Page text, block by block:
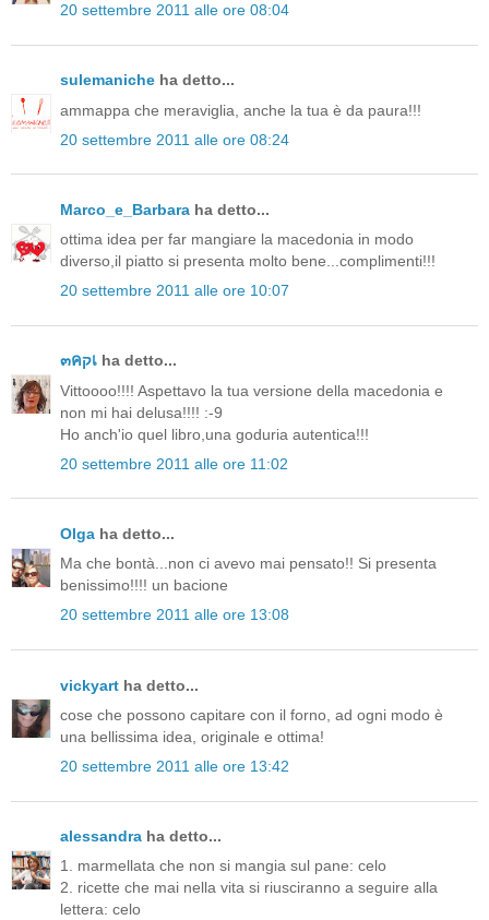
20 settembre 2011 alle ore 08:04
sulemaniche ha detto...
ammappa che meraviglia, anche la tua è da paura!!!
20 settembre 2011 alle ore 08:24
Marco_e_Barbara ha detto...
ottima idea per far mangiare la macedonia in modo
diverso,il piatto si presenta molto bene...complimenti!!!
20 settembre 2011 alle ore 10:07
๓คקเ ha detto...
Vittoooo!!!! Aspettavo la tua versione della macedonia e
non mi hai delusa!!!! :-9
Ho anch'io quel libro,una goduria autentica!!!
20 settembre 2011 alle ore 11:02
Olga ha detto...
Ma che bontà...non ci avevo mai pensato!! Si presenta
benissimo!!!! un bacione
20 settembre 2011 alle ore 13:08
vickyart ha detto...
cose che possono capitare con il forno, ad ogni modo è
una bellissima idea, originale e ottima!
20 settembre 2011 alle ore 13:42
alessandra ha detto...
1. marmellata che non si mangia sul pane: celo
2. ricette che mai nella vita si riusciranno a seguire alla
lettera: celo